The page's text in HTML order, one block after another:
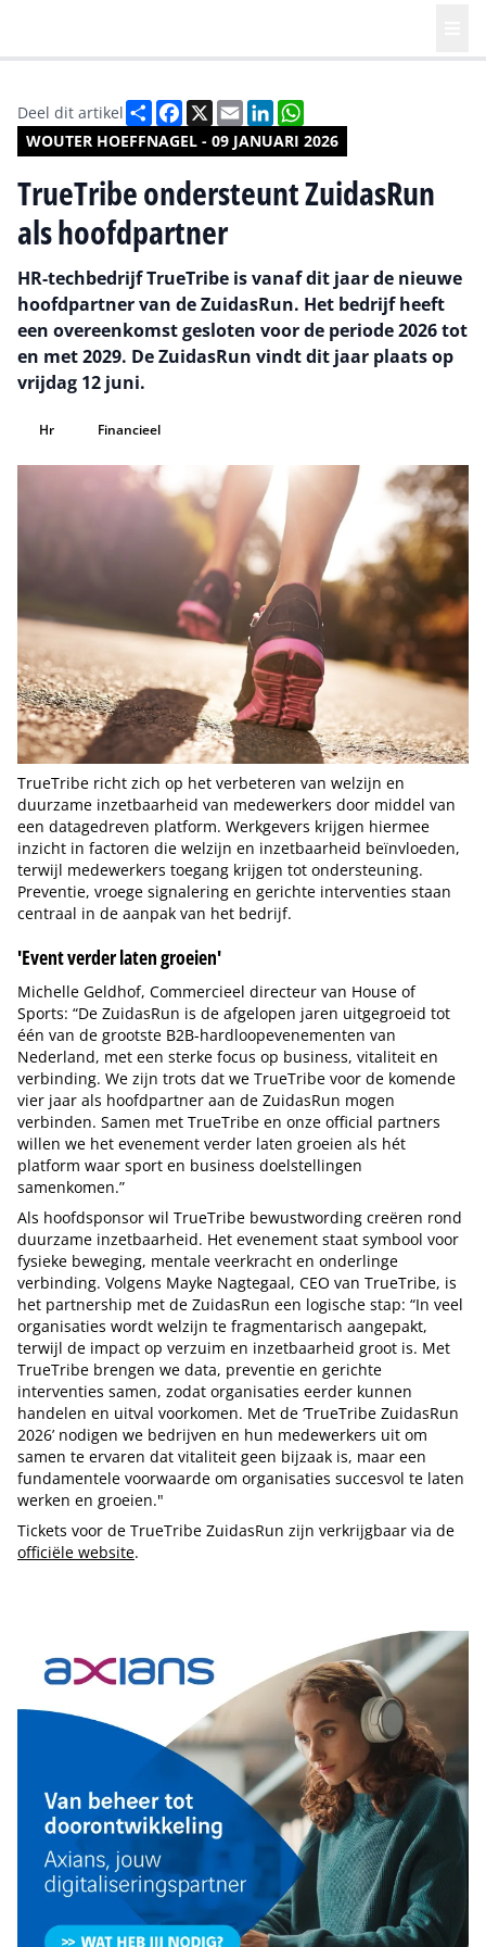
WOUTER HOEFFNAGEL - 09 JANUARI 2026
Deel dit artikel DeelFacebook
X EmailLinkedIn
TrueTribe ondersteunt ZuidasRun
als hoofdpartner
HR-techbedrijf TrueTribe is vanaf dit jaar de nieuwe
hoofdpartner van de ZuidasRun. Het bedrijf heeft
een overeenkomst gesloten voor de periode 2026 tot
en met 2029. De ZuidasRun vindt dit jaar plaats op
vrijdag 12 juni.
Hr Financieel
TrueTribe richt zich op het verbeteren van welzijn en
duurzame inzetbaarheid van medewerkers door middel van
een datagedreven platform. Werkgevers krijgen hiermee
inzicht in factoren die welzijn en inzetbaarheid beïnvloeden,
terwijl medewerkers toegang krijgen tot ondersteuning.
Preventie, vroege signalering en gerichte interventies staan
centraal in de aanpak van het bedrijf.
'Event verder laten groeien'
Michelle Geldhof, Commercieel directeur van House of
Sports: “De ZuidasRun is de afgelopen jaren uitgegroeid tot
één van de grootste B2B-hardloopevenementen van
Nederland, met een sterke focus op business, vitaliteit en
verbinding. We zijn trots dat we TrueTribe voor de komende
vier jaar als hoofdpartner aan de ZuidasRun mogen
verbinden. Samen met TrueTribe en onze official partners
willen we het evenement verder laten groeien als hét
platform waar sport en business doelstellingen
samenkomen.”
Als hoofdsponsor wil TrueTribe bewustwording creëren rond
duurzame inzetbaarheid. Het evenement staat symbool voor
fysieke beweging, mentale veerkracht en onderlinge
verbinding. Volgens Mayke Nagtegaal, CEO van TrueTribe, is
het partnership met de ZuidasRun een logische stap: “In veel
organisaties wordt welzijn te fragmentarisch aangepakt,
terwijl de impact op verzuim en inzetbaarheid groot is. Met
TrueTribe brengen we data, preventie en gerichte
interventies samen, zodat organisaties eerder kunnen
handelen en uitval voorkomen. Met de ‘TrueTribe ZuidasRun
2026’ nodigen we bedrijven en hun medewerkers uit om
samen te ervaren dat vitaliteit geen bijzaak is, maar een
fundamentele voorwaarde om organisaties succesvol te laten
werken en groeien."
Tickets voor de TrueTribe ZuidasRun zijn verkrijgbaar via de
officiële website.